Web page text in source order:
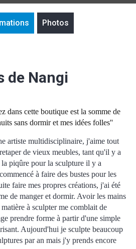
Photos
de Nangi
dans cette boutique est la somme de
sans dormir et mes idées folles''
artiste multidisciplinaire, j'aime tout
de vieux meubles, tant qu'il y a
piqûre pour la sculpture il y a
à faire des bustes pour les
faire mes propres créations, j'ai été
de manger et dormir. Avoir les mains
à sculpter me comblait de
prendre forme à partir d'une simple
Aujourd'hui je sculpte beaucoup
par an mais j'y prends encore